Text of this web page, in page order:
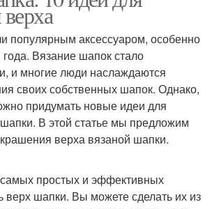
популярным аксессуаром, особенно
Вязание шапок стало
и многие люди наслаждаются
своих собственных шапок. Однако,
придумать новые идеи для
В этой статье мы предложим
верха вязаной шапки.
простых и эффективных
верх шапки. Вы можете сделать их из